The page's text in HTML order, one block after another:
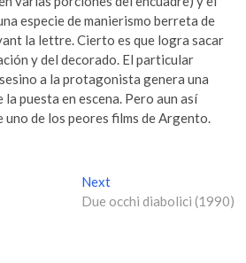
especie de manierismo berreta de
la lettre. Cierto es que logra sacar
y del decorado. El particular
a la protagonista genera una
puesta en escena. Pero aun así
uno de los peores films de Argento.
NextN
e
Due occhi diabolici (1990)